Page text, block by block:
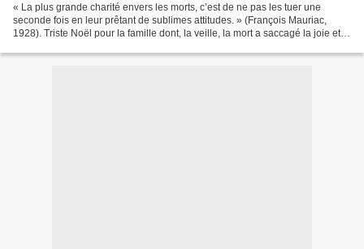
« La plus grande charité envers les morts, c’est de ne pas les tuer une
seconde fois en leur prêtant de sublimes attitudes. » (François Mauriac,
1928). Triste Noël pour la famille dont, la veille, la mort a saccagé la joie et